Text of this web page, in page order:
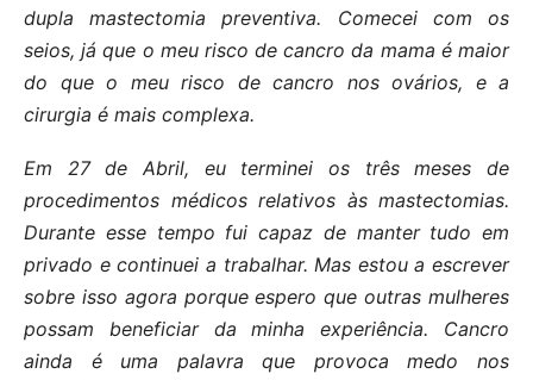
dupla mastectomia preventiva. Comecei com os
seios, já que o meu risco de cancro da mama é maior
do que o meu risco de cancro nos ovários, e a
cirurgia é mais complexa.
Em 27 de Abril, eu terminei os três meses de
procedimentos médicos relativos às mastectomias.
Durante esse tempo fui capaz de manter tudo em
privado e continuei a trabalhar. Mas estou a escrever
sobre isso agora porque espero que outras mulheres
possam beneficiar da minha experiência. Cancro
ainda é uma palavra que provoca medo nos